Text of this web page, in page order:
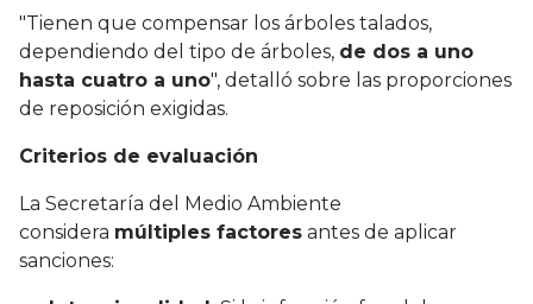
"Tienen que compensar los árboles talados,
dependiendo del tipo de árboles, de dos a uno
hasta cuatro a uno", detalló sobre las proporciones
de reposición exigidas.
Criterios de evaluación
La Secretaría del Medio Ambiente
considera múltiples factores antes de aplicar
sanciones: